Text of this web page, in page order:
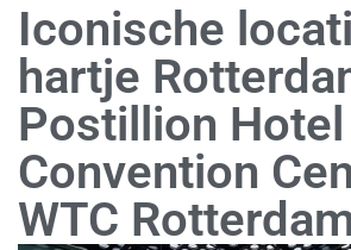
Iconische
hartje
Postillion
Convention
WTC